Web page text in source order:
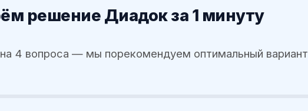
решение Диадок за 1 минуту
4 вопроса — мы порекомендуем оптимальный вариант